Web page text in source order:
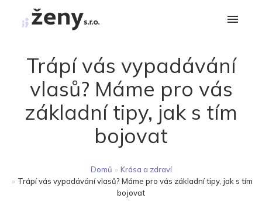
Trápí vás vypadávání
vlasů? Máme pro vás
základní tipy, jak s tím
bojovat
Domů » Krása a zdraví
» Trápí vás vypadávání vlasů? Máme pro vás základní tipy, jak s tím
bojovat